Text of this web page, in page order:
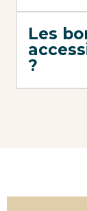
Les
?